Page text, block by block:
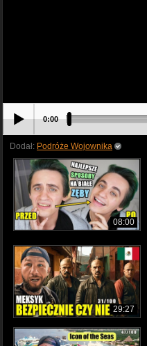
0:00
Dodał: Podróże Wojownika
08:00
29:27